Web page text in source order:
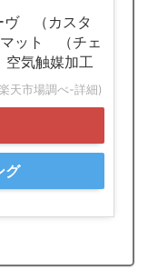
（カスタ
ット （チェ
気触媒加工
天市場調べ-詳細)
グ